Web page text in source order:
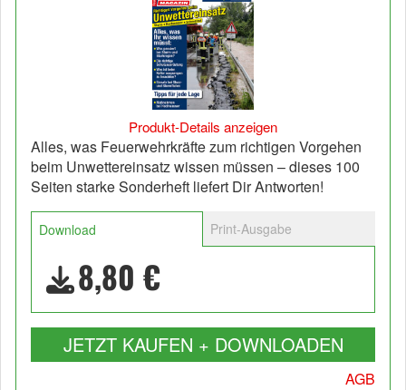
Produkt-Details anzeigen
Alles, was Feuerwehrkräfte zum richtigen Vorgehen
beim Unwettereinsatz wissen müssen – dieses 100
Seiten starke Sonderheft liefert Dir Antworten!
Download Print-Ausgabe
8,80 €
JETZT KAUFEN + DOWNLOADEN
AGB